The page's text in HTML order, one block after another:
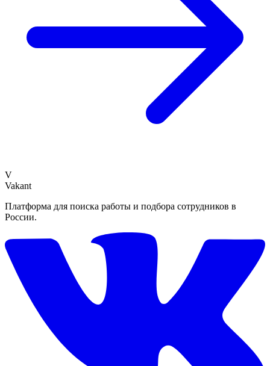
V
Vakant
Платформа для поиска работы и подбора сотрудников в
России.